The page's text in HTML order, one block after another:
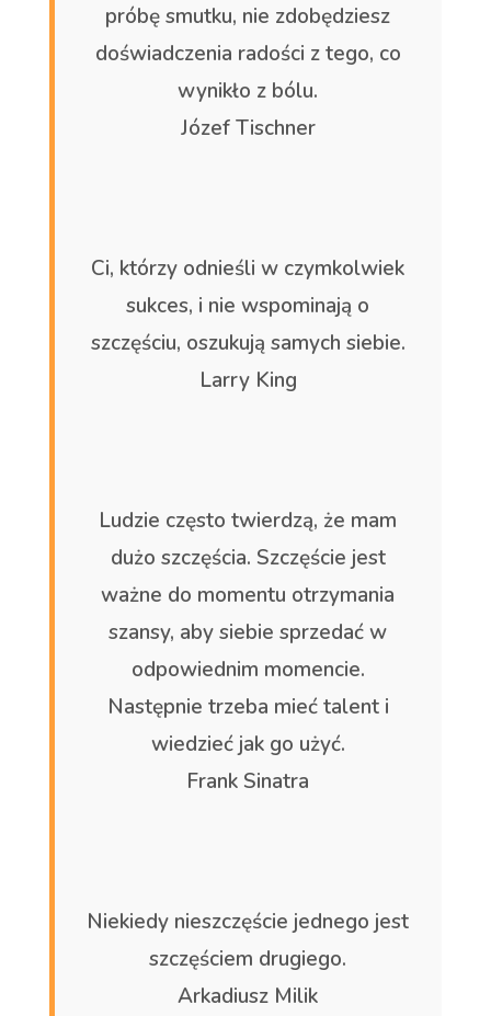
próbę smutku, nie zdobędziesz
doświadczenia radości z tego, co
wynikło z bólu.
Józef Tischner
Ci, którzy odnieśli w czymkolwiek
sukces, i nie wspominają o
szczęściu, oszukują samych siebie.
Larry King
Ludzie często twierdzą, że mam
dużo szczęścia. Szczęście jest
ważne do momentu otrzymania
szansy, aby siebie sprzedać w
odpowiednim momencie.
Następnie trzeba mieć talent i
wiedzieć jak go użyć.
Frank Sinatra
Niekiedy nieszczęście jednego jest
szczęściem drugiego.
Arkadiusz Milik